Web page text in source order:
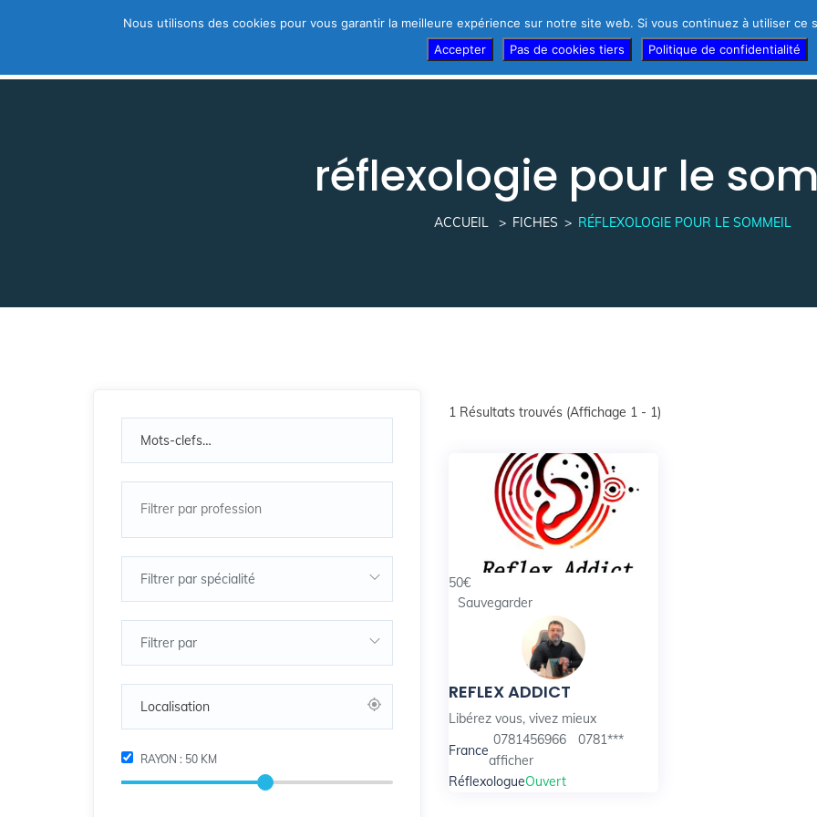
Trouver un thérapeute A découvrir d’urgence ! Témoignages des thérapeutes
réflexologie pour le
ACCUEIL FICHES RÉFLEXOLOGIE POUR LE SOMMEIL
Filtrer par spécialité
Filtrer par
RAYON : 50 KM
1 Résultats trouvés (Affichage 1 - 1)
50€
Sauvegarder
REFLEX ADDICT
Libérez vous, vivez mieux
France
0781456966
0781***
afficher
RéflexologueOuvert
Nous utilisons des cookies pour vous garantir la meilleure expérience sur notre site web. Si vous continuez à utiliser
Accepter
Pas de cookies tiers Politique de confidentialité